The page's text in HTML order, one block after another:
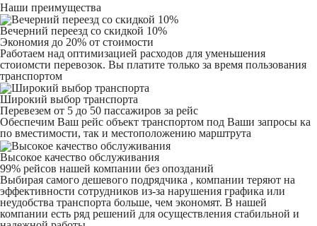
Наши преимущества
Вечерний переезд со скидкой 10%
Экономия до 20% от стоимости
Работаем над оптимизацией расходов для уменьшения
стоиомсти перевозок. Вы платите только за время пользования
транспортом
Широкий выбор транспорта
Перевезем от 5 до 50 пассажиров за рейс
Обеспечим Ваш рейс объект транспортом под Ваши запросы ка
по вместимости, так и местоположению марштрута
Высокое качество обслуживания
99% рейсов нашей компании без опозданий
Выбирая самого дешевого подрядчика , компании теряют на
эффективности сотрудников из-за нарушения графика или
неудобства транспорта больше, чем экономят. В нашей
компании есть ряд решений для осуществления стабильной и